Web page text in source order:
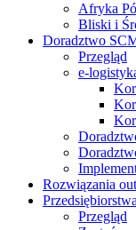
Afryka
Bliski i
Doradztwo
Przegląd
e-
Rozwiązania
Przegląd